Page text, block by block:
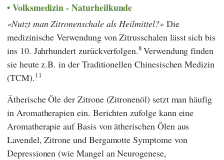
Volksmedizin - Naturheilkunde
Nutzt man Zitronenschale als Heilmittel? Die
medizinische Verwendung von Zitrusschalen lässt sich bis
ins 10. Jahrhundert zurückverfolgen.8 Verwendung finden
sie heute z.B. in der Traditionellen Chinesischen Medizin
(TCM).11
Ätherische Öle der Zitrone (Zitronenöl) setzt man häufig
in Aromatherapien ein. Berichten zufolge kann eine
Aromatherapie auf Basis von ätherischen Ölen aus
Lavendel, Zitrone und Bergamotte Symptome von
Depressionen (wie Mangel an Neurogenese,